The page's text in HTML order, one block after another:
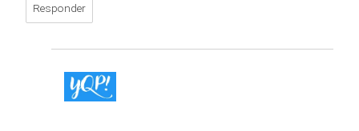
Responder